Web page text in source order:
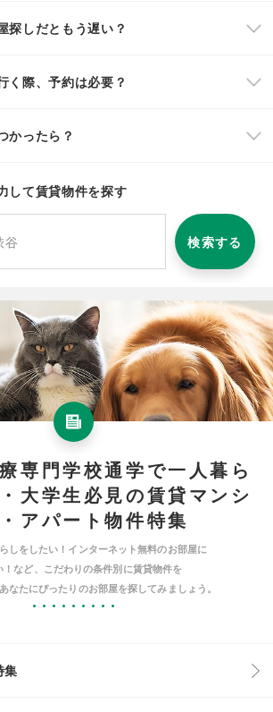
探しだともう遅い？
く際、予約は必要？
かったら？
して賃貸物件を探す
検索する
専門学校通学で一人暮ら
大学生必見の賃貸マンシ
アパート物件特集
しをしたい！インターネット無料のお部屋に
！など、こだわりの条件別に賃貸物件を
なたにぴったりのお部屋を探してみましょう。
集